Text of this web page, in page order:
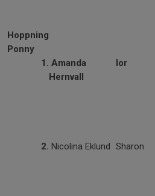
Hoppning
Ponny
1. Amanda
Hernvall
Ior
2. Nicolina Eklund Sharon